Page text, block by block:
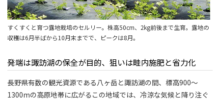
すくすくと育つ露地栽培のセルリー。株高50cm、2kg前後まで生育。露地の
収穫は6月半ばから10月末までで、ピークは8月。
発端は諏訪湖の保全が目的、狙いは畦内施肥と省力化
長野県有数の観光資源である八ヶ岳と諏訪湖の間、標高900～
1300mの高原地帯に広がるこの地域では、冷涼な気候と降り注ぐ